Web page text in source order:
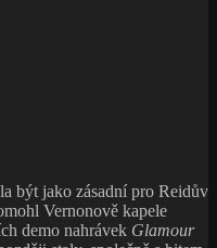
být jako zásadní pro Reidův
Vernonově kapele
demo nahrávek Glamour